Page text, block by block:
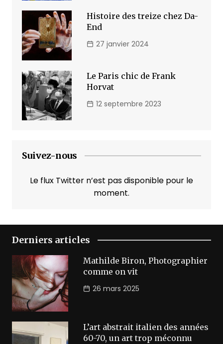
Histoire des treize chez Da-
End
27 janvier 2024
Le Paris chic de Frank
Horvat
12 septembre 2023
Suivez-nous
Le flux Twitter n’est pas disponible pour le
moment.
Derniers articles
Mathilde Biron, Photographier
comme on vit
26 mars 2025
L’art abstrait italien des années
60-70, un art trop méconnu